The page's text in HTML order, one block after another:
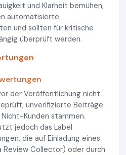
und Klarheit bemühen,
automatisierte
und sollten für kritische
überprüft werden.
der Veröffentlichung nicht
unverifizierte Beiträge
Kunden stammen.
jedoch das Label
die auf Einladung eines
Review Collector) oder durch